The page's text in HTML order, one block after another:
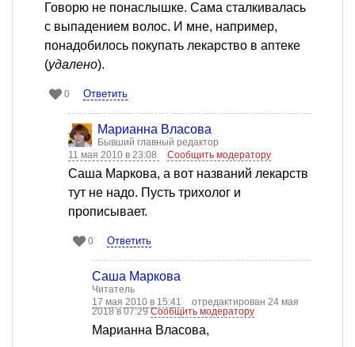
Говорю не понаслышке. Сама сталкивалась
с выпадением волос. И мне, например,
понадобилось покупать лекарство в аптеке
(удалено).
0 Ответить
Марианна Власова
Бывший главный редактор
11 мая 2010 в 23:08
Сообщить модератору
Саша Маркова, а вот названий лекарств
тут не надо. Пусть трихолог и
прописывает.
0 Ответить
Саша Маркова
Читатель
17 мая 2010 в 15:41
отредактирован 24 мая
2018 в 07:29Сообщить модератору
Марианна Власова,